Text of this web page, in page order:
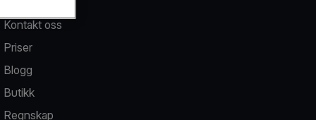
Kontakt oss
Priser
Blogg
Butikk
Regnskap